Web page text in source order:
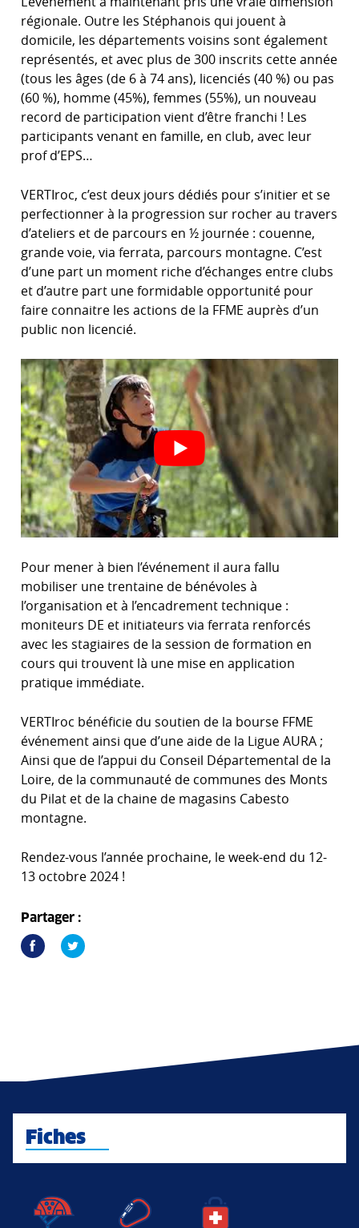
régionale. Outre les Stéphanois qui jouent à
domicile, les départements voisins sont également
représentés, et avec plus de 300 inscrits cette année
(tous les âges (de 6 à 74 ans), licenciés (40 %) ou pas
(60 %), homme (45%), femmes (55%), un nouveau
record de participation vient d’être franchi ! Les
participants venant en famille, en club, avec leur
prof d’EPS…
VERTIroc, c’est deux jours dédiés pour s’initier et se
perfectionner à la progression sur rocher au travers
d’ateliers et de parcours en ½ journée : couenne,
grande voie, via ferrata, parcours montagne. C’est
d’une part un moment riche d’échanges entre clubs
et d’autre part une formidable opportunité pour
faire connaitre les actions de la FFME auprès d’un
public non licencié.
Pour mener à bien l’événement il aura fallu
mobiliser une trentaine de bénévoles à
l’organisation et à l’encadrement technique :
moniteurs DE et initiateurs via ferrata renforcés
avec les stagiaires de la session de formation en
cours qui trouvent là une mise en application
pratique immédiate.
VERTIroc bénéficie du soutien de la bourse FFME
événement ainsi que d’une aide de la Ligue AURA ;
Ainsi que de l’appui du Conseil Départemental de la
Loire, de la communauté de communes des Monts
du Pilat et de la chaine de magasins Cabesto
montagne.
Rendez-vous l’année prochaine, le week-end du 12-
13 octobre 2024 !
Partager :
Fiches